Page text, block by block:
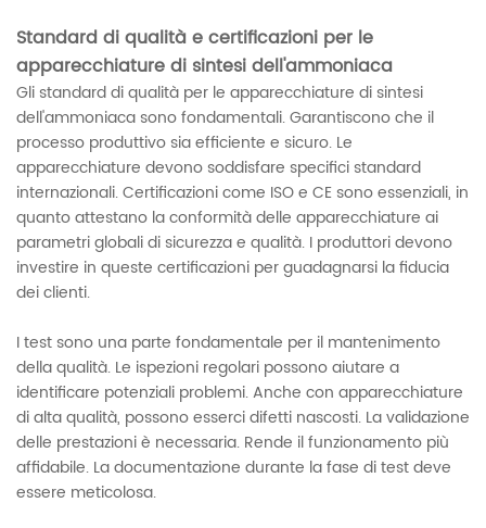
Standard di qualità e certificazioni per le
apparecchiature di sintesi dell'ammoniaca
Gli standard di qualità per le apparecchiature di sintesi
dell'ammoniaca sono fondamentali. Garantiscono che il
processo produttivo sia efficiente e sicuro. Le
apparecchiature devono soddisfare specifici standard
internazionali. Certificazioni come ISO e CE sono essenziali, in
quanto attestano la conformità delle apparecchiature ai
parametri globali di sicurezza e qualità. I ​​produttori devono
investire in queste certificazioni per guadagnarsi la fiducia
dei clienti.
I test sono una parte fondamentale per il mantenimento
della qualità. Le ispezioni regolari possono aiutare a
identificare potenziali problemi. Anche con apparecchiature
di alta qualità, possono esserci difetti nascosti. La validazione
delle prestazioni è necessaria. Rende il funzionamento più
affidabile. La documentazione durante la fase di test deve
essere meticolosa.